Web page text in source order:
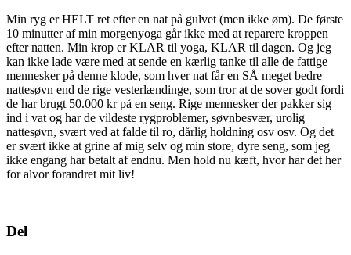
Min ryg er HELT ret efter en nat på gulvet (men ikke øm). De første
10 minutter af min morgenyoga går ikke med at reparere kroppen
efter natten. Min krop er KLAR til yoga, KLAR til dagen. Og jeg
kan ikke lade være med at sende en kærlig tanke til alle de fattige
mennesker på denne klode, som hver nat får en SÅ meget bedre
nattesøvn end de rige vesterlændinge, som tror at de sover godt fordi
de har brugt 50.000 kr på en seng. Rige mennesker der pakker sig
ind i vat og har de vildeste rygproblemer, søvnbesvær, urolig
nattesøvn, svært ved at falde til ro, dårlig holdning osv osv. Og det
er svært ikke at grine af mig selv og min store, dyre seng, som jeg
ikke engang har betalt af endnu. Men hold nu kæft, hvor har det her
for alvor forandret mit liv!
Del